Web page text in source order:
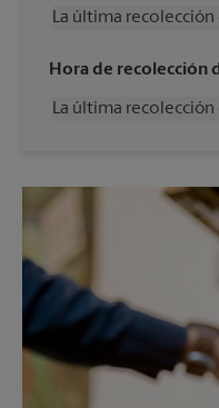
La última recolección
Miércoles
6:00
Viernes
6:00
Lunes
6:00
6:00
Hora de recolección
La última recolección
Viernes
5:30
3:30
Domingo
Sin
Lunes
5:30
Martes